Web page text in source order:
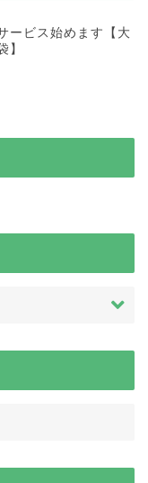
ービス始めます【大
】